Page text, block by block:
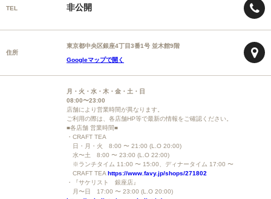
TEL 非公開
住所
東京都中央区銀座4丁目3番1号 並木館9階
Googleマップで開く
月・火・水・木・金・土・日
08:00〜23:00
店舗により営業時間が異なります。
ご利用の際は、各店舗HP等で最新の情報をご確認ください。
■各店舗 営業時間■
・CRAFT TEA
日・月・火 8:00 〜 21:00 (L.O 20:00)
水〜土 8:00 〜 23:00 (L.O 22:00)
※ランチタイム 11:00 〜 15:00、ディナータイム 17:00 〜
CRAFT TEA https://www.favy.jp/shops/271802
・『サケリスト 銀座店』
月〜日 17:00 〜 23:00 (L.O 20:00)